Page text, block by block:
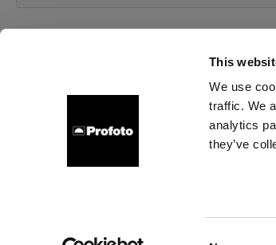
This
We use
traffic. We
analytics
they’ve
À propos de Profoto Support